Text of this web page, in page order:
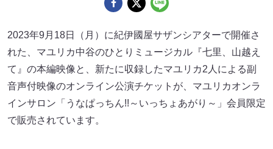
2023年9月18日（月）に紀伊國屋サザンシアターで開催さ
れた、マユリカ中谷のひとりミュージカル『七里、山越え
て』の本編映像と、新たに収録したマユリカ2人による副
音声付映像のオンライン公演チケットが、マユリカオンラ
インサロン「うなぱっちん!!～いっちょあがり～」会員限定
で販売されています。